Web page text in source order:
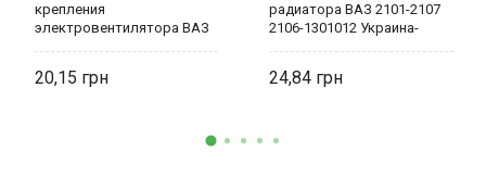
крепления
электровентилятора ВАЗ
20,15
радиатора ВАЗ 2101-2107
2106-1301012 Украина-
24,84